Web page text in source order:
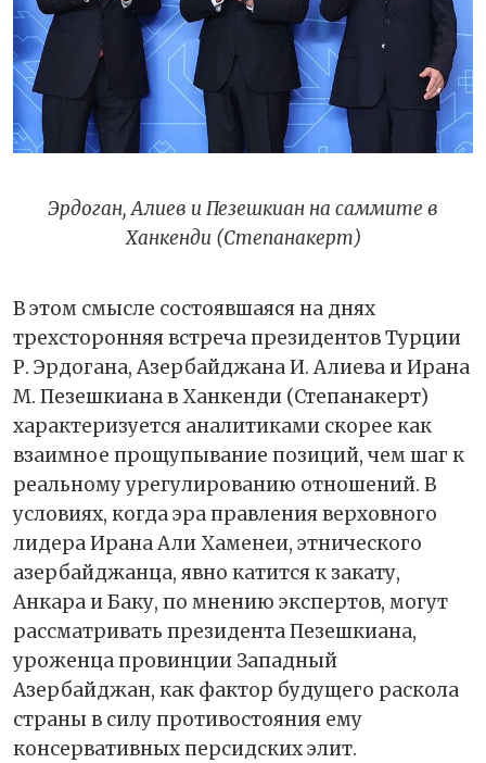
Эрдоган, Алиев и Пезешкиан на саммите в
Ханкенди (Степанакерт)
В этом смысле состоявшаяся на днях
трехсторонняя встреча президентов Турции
Р. Эрдогана, Азербайджана И. Алиева и Ирана
М. Пезешкиана в Ханкенди (Степанакерт)
характеризуется аналитиками скорее как
взаимное прощупывание позиций, чем шаг к
реальному урегулированию отношений. В
условиях, когда эра правления верховного
лидера Ирана Али Хаменеи, этнического
азербайджанца, явно катится к закату,
Анкара и Баку, по мнению экспертов, могут
рассматривать президента Пезешкиана,
уроженца провинции Западный
Азербайджан, как фактор будущего раскола
страны в силу противостояния ему
консервативных персидских элит.